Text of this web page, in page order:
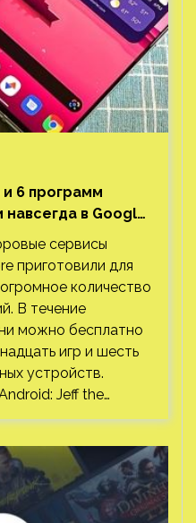
и 6 программ
в Google
проект с 1 млн
сервисы
приготовили для
количество
В течение
можно бесплатно
игр и шесть
устройств.
Jeff the…